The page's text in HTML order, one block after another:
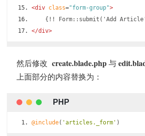
<div class="form-group">
{!! Form::submit('Add
</div>
然后修改 create.blade.php与
上面部分的内容替换为：
@include( 'articles._form' )